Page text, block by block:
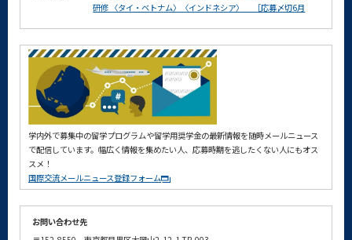
研修 〈タイ・ベトナム〉〈インドネシア〉 ［応募〆切6月
2026.6.2
【追加募集】国立台湾科技大学 夏季短期留学プログラム
（２TOP-CDPC：8月12日 ~ 8月29日）締切6/10（水）ま
で！
2026.5.20
多専門領域にわたる国際学生ワークショップ
（MISW2026）参加者募集！！（2026年8月3日、4日に開
催）
2026.5.18
【留学】Science Tokyo-MIT Student Exchange
2026.4.28
【募集】派遣交換留学 2026年度 春出発 本募集受付開
2026.4.8
TOP-CDPC：8月12日 ~ 8月29日）募集開始！
学内外で募集中の留学プログラムや留学用奨学金の最新情報を随時メールニュース
で配信しています。幅広く情報を集めたい人、応募時期を逃したくない人にもオス
スメ！
国際交流メールニュース登録フォーム
お問い合わせ先